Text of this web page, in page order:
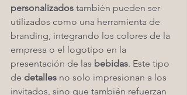
personalizados también pueden ser
utilizados como una herramienta de
branding, integrando los colores de la
empresa o el logotipo en la
presentación de las bebidas. Este tipo
de detalles no solo impresionan a los
invitados, sino que también refuerzan